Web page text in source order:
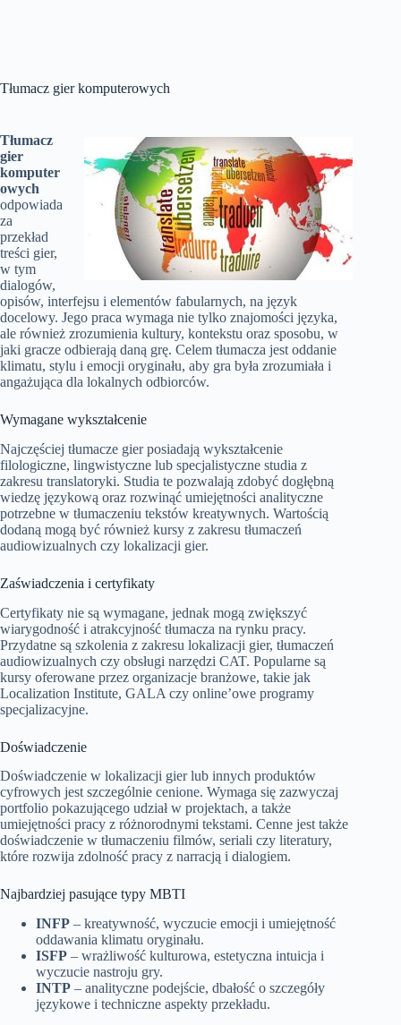
Tłumacz gier komputerowych
Tłumacz
gier
komputer
owych
odpowiada
za
przekład
treści gier,
w tym
dialogów,
opisów, interfejsu i elementów fabularnych, na język
docelowy. Jego praca wymaga nie tylko znajomości języka,
ale również zrozumienia kultury, kontekstu oraz sposobu, w
jaki gracze odbierają daną grę. Celem tłumacza jest oddanie
klimatu, stylu i emocji oryginału, aby gra była zrozumiała i
angażująca dla lokalnych odbiorców.
Wymagane wykształcenie
Najczęściej tłumacze gier posiadają wykształcenie
filologiczne, lingwistyczne lub specjalistyczne studia z
zakresu translatoryki. Studia te pozwalają zdobyć dogłębną
wiedzę językową oraz rozwinąć umiejętności analityczne
potrzebne w tłumaczeniu tekstów kreatywnych. Wartością
dodaną mogą być również kursy z zakresu tłumaczeń
audiowizualnych czy lokalizacji gier.
Zaświadczenia i certyfikaty
Certyfikaty nie są wymagane, jednak mogą zwiększyć
wiarygodność i atrakcyjność tłumacza na rynku pracy.
Przydatne są szkolenia z zakresu lokalizacji gier, tłumaczeń
audiowizualnych czy obsługi narzędzi CAT. Popularne są
kursy oferowane przez organizacje branżowe, takie jak
Localization Institute, GALA czy online’owe programy
specjalizacyjne.
Doświadczenie
Doświadczenie w lokalizacji gier lub innych produktów
cyfrowych jest szczególnie cenione. Wymaga się zazwyczaj
portfolio pokazującego udział w projektach, a także
umiejętności pracy z różnorodnymi tekstami. Cenne jest także
doświadczenie w tłumaczeniu filmów, seriali czy literatury,
które rozwija zdolność pracy z narracją i dialogiem.
Najbardziej pasujące typy MBTI
INFP – kreatywność, wyczucie emocji i umiejętność
oddawania klimatu oryginału.
ISFP – wrażliwość kulturowa, estetyczna intuicja i
wyczucie nastroju gry.
INTP – analityczne podejście, dbałość o szczegóły
językowe i techniczne aspekty przekładu.